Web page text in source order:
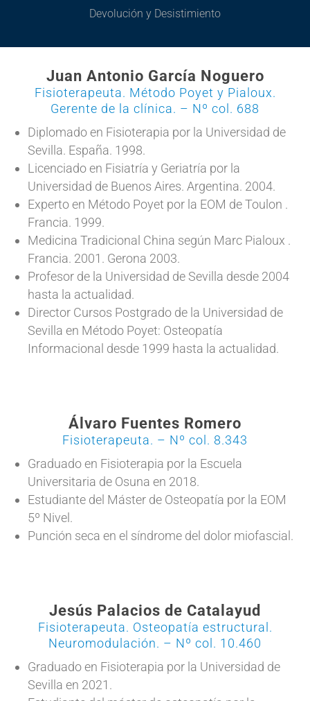
Devolución y Desistimiento
Juan Antonio García Noguero
Fisioterapeuta. Método Poyet y Pialoux.
Gerente de la clínica. – Nº col. 688
Diplomado en Fisioterapia por la Universidad de
Sevilla. España. 1998.
Licenciado en Fisiatría y Geriatría por la
Universidad de Buenos Aires. Argentina. 2004.
Experto en Método Poyet por la EOM de Toulon .
Francia. 1999.
Medicina Tradicional China según Marc Pialoux .
Francia. 2001. Gerona 2003.
Profesor de la Universidad de Sevilla desde 2004
hasta la actualidad.
Director Cursos Postgrado de la Universidad de
Sevilla en Método Poyet: Osteopatía
Informacional desde 1999 hasta la actualidad.
Álvaro Fuentes Romero
Fisioterapeuta. – Nº col. 8.343
Graduado en Fisioterapia por la Escuela
Universitaria de Osuna en 2018.
Estudiante del Máster de Osteopatía por la EOM
5º Nivel.
Punción seca en el síndrome del dolor miofascial.
Jesús Palacios de Catalayud
Fisioterapeuta. Osteopatía estructural.
Neuromodulación. – Nº col. 10.460
Graduado en Fisioterapia por la Universidad de
Sevilla en 2021.